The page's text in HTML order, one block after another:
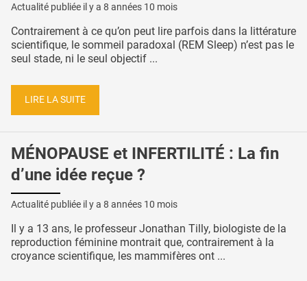
Actualité publiée il y a 8 années 10 mois
Contrairement à ce qu’on peut lire parfois dans la littérature
scientifique, le sommeil paradoxal (REM Sleep) n’est pas le
seul stade, ni le seul objectif ...
LIRE LA SUITE
MÉNOPAUSE et INFERTILITÉ : La fin
d’une idée reçue ?
Actualité publiée il y a 8 années 10 mois
Il y a 13 ans, le professeur Jonathan Tilly, biologiste de la
reproduction féminine montrait que, contrairement à la
croyance scientifique, les mammifères ont ...